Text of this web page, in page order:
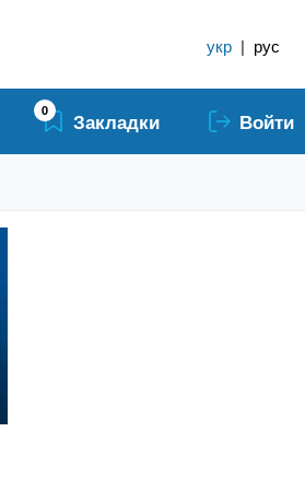
укр | рус
0 Закладки Войти